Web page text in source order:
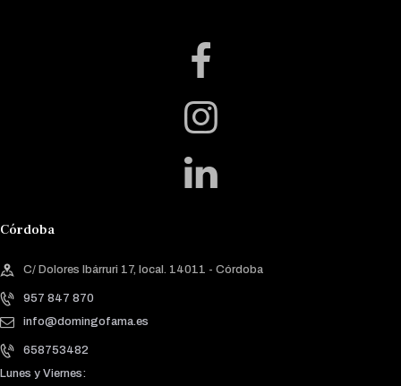
Córdoba
C/ Dolores Ibárruri 17, local. 14011 - Córdoba
957 847 870
info@domingofama.es
658753482
Lunes y Viernes: